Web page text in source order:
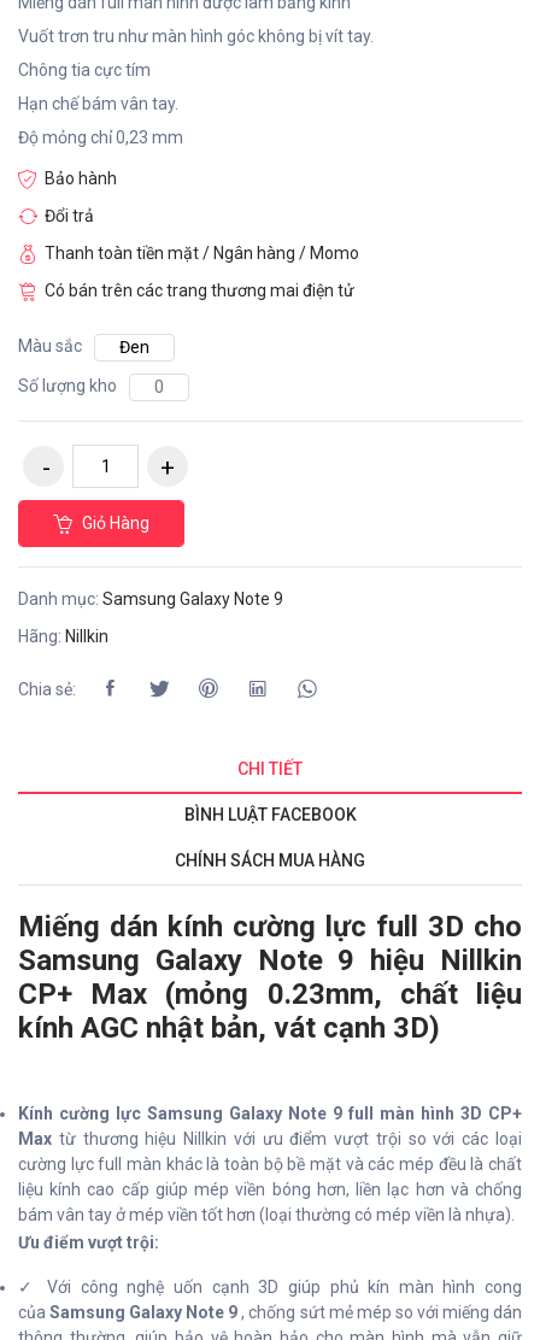
Vuốt trơn tru như màn hình góc không bị vít tay.
Chông tia cực tím
Hạn chế bám vân tay.
Độ mỏng chỉ 0,23 mm
Bảo hành
Đổi trả
Thanh toàn tiền mặt / Ngân hàng / Momo
Có bán trên các trang thương mai điện tử
Màu sắc
Đen
Số lượng kho
0
Giỏ Hàng
Danh mục: Samsung Galaxy Note 9
Hãng: Nillkin
Chia sẻ:
CHI TIẾT
BÌNH LUẬT FACEBOOK
CHÍNH SÁCH MUA HÀNG
Miếng dán kính cường lực full 3D cho
Samsung Galaxy Note 9 hiệu Nillkin
CP+ Max (mỏng 0.23mm, chất liệu
kính AGC nhật bản, vát cạnh 3D)
Kính cường lực Samsung Galaxy Note 9 full màn hình 3D CP+
Max từ thương hiệu Nillkin với ưu điểm vượt trội so với các loại
cường lực full màn khác là toàn bộ bề mặt và các mép đều là chất
liệu kính cao cấp giúp mép viền bóng hơn, liền lạc hơn và chống
bám vân tay ở mép viền tốt hơn (loại thường có mép viền là nhựa).
Ưu điểm vượt trội:
✓ Với công nghệ uốn cạnh 3D giúp phủ kín màn hình cong
củaSamsung Galaxy Note 9, chống sứt mẻ mép so với miếng dán